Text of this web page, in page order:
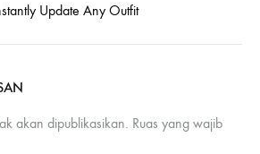
Update Any Outfit
akan dipublikasikan. Ruas yang wajib